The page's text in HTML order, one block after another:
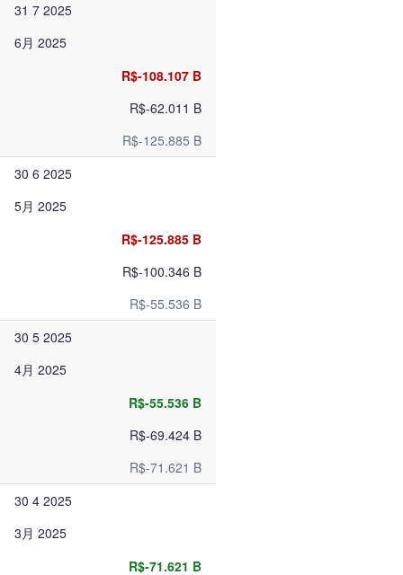
31 7 2025
6月 2025
R$-108.107 B
R$-62.011 B
R$-125.885 B
30 6 2025
5月 2025
R$-125.885 B
R$-100.346 B
R$-55.536 B
30 5 2025
4月 2025
R$-55.536 B
R$-69.424 B
R$-71.621 B
30 4 2025
3月 2025
R$-71.621 B